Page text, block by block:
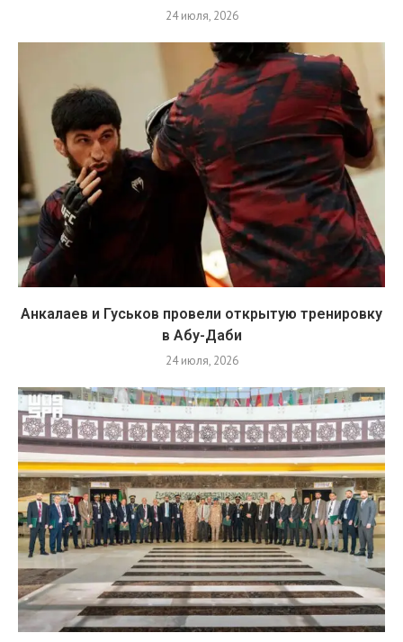
24 июля, 2026
Анкалаев и Гуськов провели открытую тренировку
в Абу-Даби
24 июля, 2026